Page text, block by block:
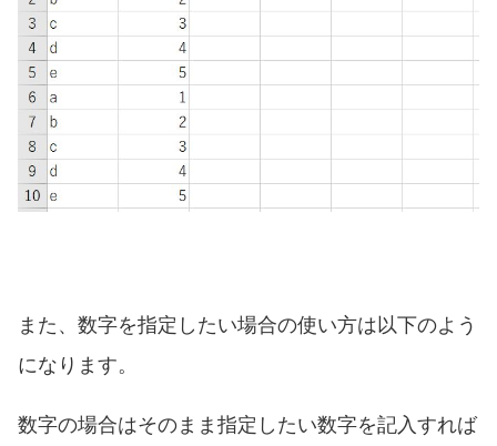
また、数字を指定したい場合の使い方は以下のよう
になります。
数字の場合はそのまま指定したい数字を記入すれば